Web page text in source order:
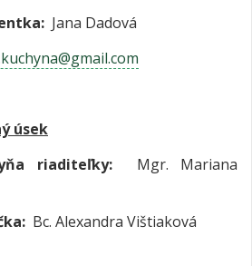
Jana Dadová
úsek
riaditeľky:Mgr. Mariana
Bc. Alexandra Vištiaková